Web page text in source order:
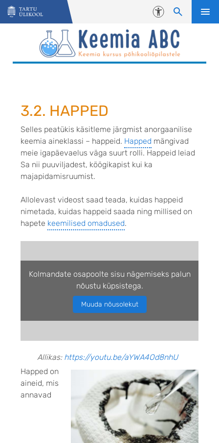
Liigu edasi põhisisu juurde
Juurdepääsetavus
3.2. HAPPED
Selles peatükis käsitleme järgmist anorgaanilise
keemia aineklassi – happeid. Happed mängivad
meie igapäevaelus väga suurt rolli. Happeid leiad
Sa nii puuviljadest, köögikapist kui ka
majapidamisruumist.
Allolevast videost saad teada, kuidas happeid
nimetada, kuidas happeid saada ning millised on
hapete keemilised omadused.
Kolmandate osapoolte sisu nägemiseks palun
nõustu küpsistega.
Muuda nõusolekut
Allikas: https://youtu.be/aYWA4Od8nhU
Happed on
aineid, mis
annavad